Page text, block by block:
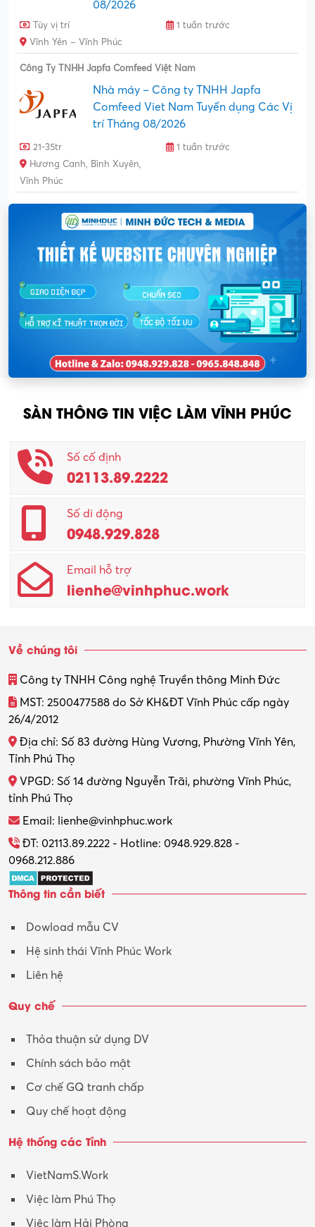
08/2026
Tùy vị trí
1 tuần trước
Vĩnh Yên – Vĩnh Phúc
Công Ty TNHH Japfa Comfeed Việt Nam
Nhà máy – Công ty TNHH Japfa
Comfeed Viet Nam Tuyển dụng Các Vị
trí Tháng 08/2026
21-35tr
1 tuần trước
Hương Canh, Bình Xuyên,
Vĩnh Phúc
SÀN THÔNG TIN VIỆC LÀM VĨNH PHÚC
Số cố định
02113.89.2222
Số di động
0948.929.828
Email hỗ trợ
lienhe@vinhphuc.work
Về chúng tôi
Công ty TNHH Công nghệ Truyền thông Minh Đức
MST: 2500477588 do Sở KH&ĐT Vĩnh Phúc cấp ngày
26/4/2012
Địa chỉ: Số 83 đường Hùng Vương, Phường Vĩnh Yên,
Tỉnh Phú Thọ
VPGD: Số 14 đường Nguyễn Trãi, phường Vĩnh Phúc,
tỉnh Phú Thọ
Email: lienhe@vinhphuc.work
ĐT: 02113.89.2222 - Hotline: 0948.929.828 -
0968.212.886
Thông tin cần biết
Dowload mẫu CV
Hệ sinh thái Vĩnh Phúc Work
Liên hệ
Quy chế
Thỏa thuận sử dụng DV
Chính sách bảo mật
Cơ chế GQ tranh chấp
Quy chế hoạt động
Hệ thống các Tỉnh
VietNamS.Work
Việc làm Phú Thọ
Việc làm Hải Phòng